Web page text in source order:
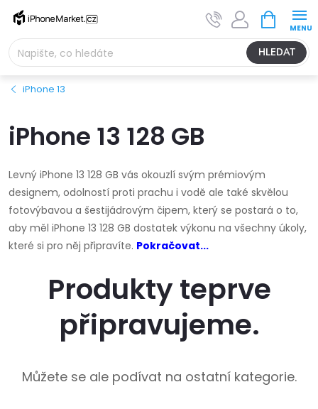
Přejít
obsah
HLEDAT
NÁKUPNÍ
KOŠÍK
iPhone 13
iPhone 13 128 GB
Levný iPhone 13 128 GB vás okouzlí svým prémiovým
designem, odolností proti prachu i vodě ale také skvělou
fotovýbavou a šestijádrovým čipem, který se postará o to,
aby měl iPhone 13 128 GB dostatek výkonu na všechny úkoly,
které si pro něj připravíte. Pokračovat...
Produkty teprve
připravujeme.
Můžete se ale podívat na ostatní kategorie.